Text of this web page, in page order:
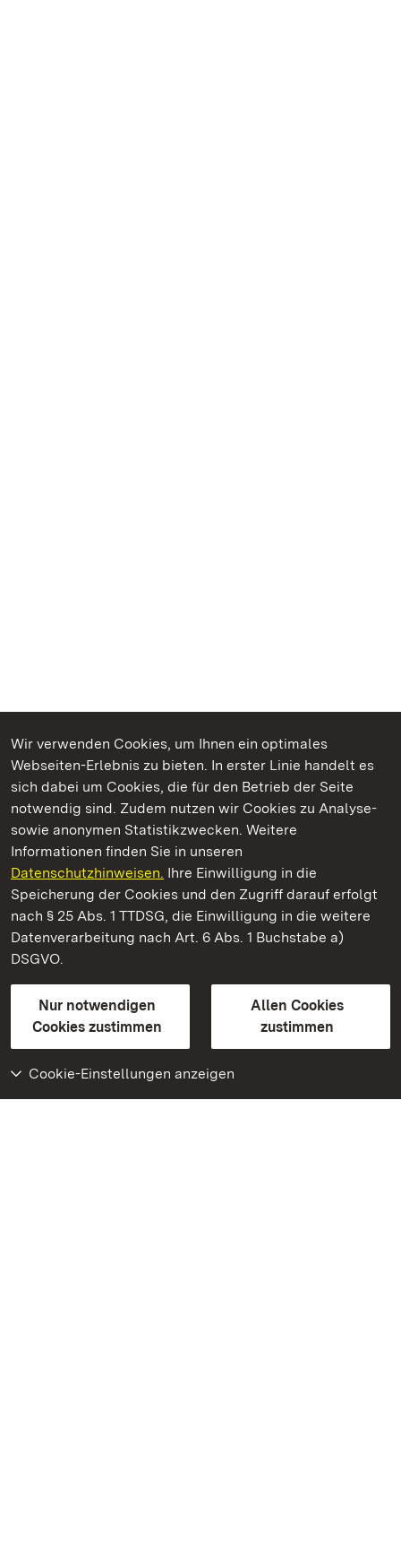
Wir verwenden Cookies, um Ihnen ein optimales
Webseiten-Erlebnis zu bieten. In erster Linie handelt es
sich dabei um Cookies, die für den Betrieb der Seite
notwendig sind. Zudem nutzen wir Cookies zu Analyse-
sowie anonymen Statistikzwecken. Weitere
Informationen finden Sie in unseren
Datenschutzhinweisen. Ihre Einwilligung in die
Speicherung der Cookies und den Zugriff darauf erfolgt
nach § 25 Abs. 1 TTDSG, die Einwilligung in die weitere
Datenverarbeitung nach Art. 6 Abs. 1 Buchstabe a)
DSGVO.
Nur notwendigen
Cookies zustimmen
Allen Cookies
zustimmen
Cookie-Einstellungen anzeigen
Kommen. Staunen. Genießen.
Staatliche Schlösser und Gärten Baden‑Württemberg
Staatliche Schlösser und Gärten Baden-Württemberg
Kontakt
GebärdenspracheLeichte Sprache
Erklärung zur Barrierefreiheit
BITV-konform (geprüfte Seiten)
Weiteres